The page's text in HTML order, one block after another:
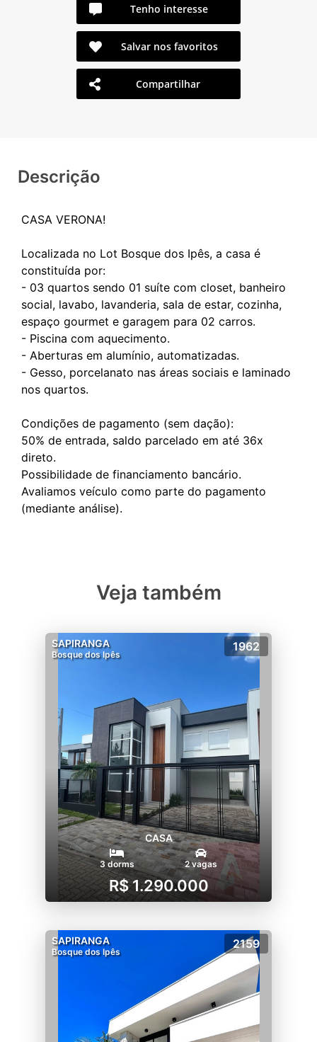
Tenho interesse
Salvar nos favoritos
Compartilhar
Descrição
CASA VERONA!
Localizada no Lot Bosque dos Ipês, a casa é
constituída por:
- 03 quartos sendo 01 suíte com closet, banheiro
social, lavabo, lavanderia, sala de estar, cozinha,
espaço gourmet e garagem para 02 carros.
- Piscina com aquecimento.
- Aberturas em alumínio, automatizadas.
- Gesso, porcelanato nas áreas sociais e laminado
nos quartos.
Condições de pagamento (sem dação):
50% de entrada, saldo parcelado em até 36x
direto.
Possibilidade de financiamento bancário.
Avaliamos veículo como parte do pagamento
Veja também
SAPIRANGA
Bosque dos Ipês
1962
CASA
3 dorms 2 vagas
R$ 1.290.000
SAPIRANGA
Bosque dos Ipês
2159